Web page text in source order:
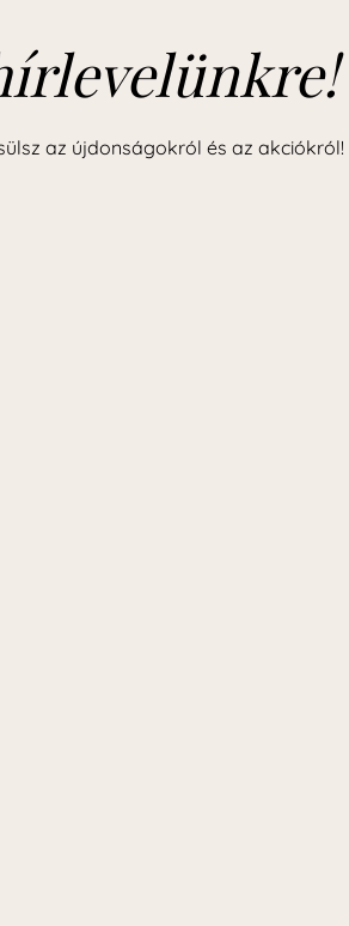
az újdonságokról és az akciókról!